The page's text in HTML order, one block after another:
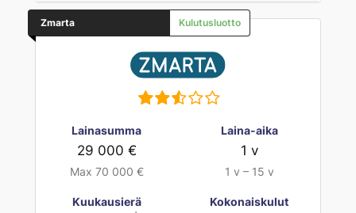
Zmarta Kulutusluotto
Lainasumma
29 000 €
Max 70 000 €
Laina-aika
1 v
1 v – 15 v
Kuukausierä Kokonaiskulut